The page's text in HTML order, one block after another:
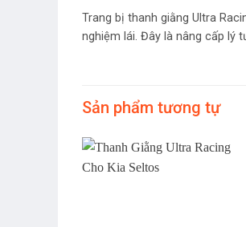
Trang bị thanh giằng Ultra
nghiệm lái. Đây là nâng cấp lý
Sản phẩm tương tự